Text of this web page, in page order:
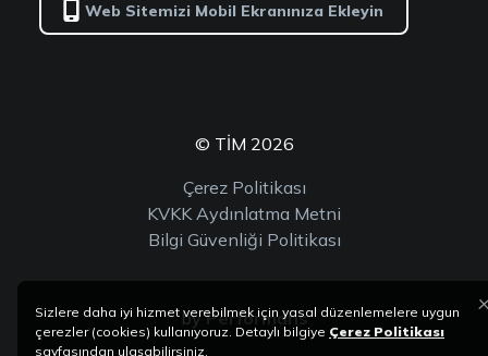
Web Sitemizi Mobil Ekranınıza Ekleyin
© TİM 2026
Çerez Politikası
KVKK Aydınlatma Metni
Bilgi Güvenliği Politikası
byPerformans
Sizlere daha iyi hizmet verebilmek için yasal düzenlemelere uygun
çerezler (cookies) kullanıyoruz. Detaylı bilgiye Çerez Politikası
sayfasından ulaşabilirsiniz.